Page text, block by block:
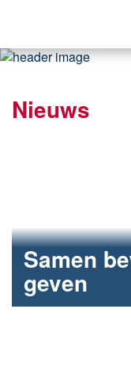
Nieuws
Samen
geven
Fietsen en lopen